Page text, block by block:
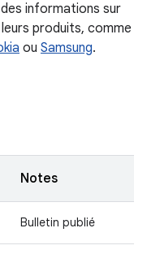
informations sur
produits, comme
ou Samsung.
Notes
Bulletin publié